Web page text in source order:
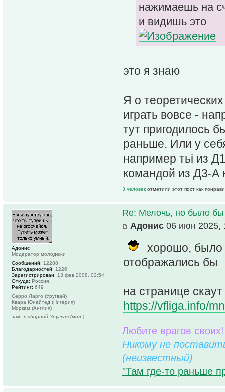
нажимаешь на
и видишь это
это я знаю
Я о
играть вовсе -
тут пригодилось
раньше. Или у
например тьі из
командой из Д3-А
3 человек отметили этот пост как
Re: Мелочь, но было бы
Адонис 06 июн 2025,
хорошо, было
отображались бы
на странице
https://vfliga.info/
Любите врагов
Никому не
(неизвестный)
"Там где-то раньше
Адонис
Модератор молодежи
Сообщений: 12288
Благодарностей: 1226
Зарегистрирован: 13 фев 2008, 02:54
Откуда: Россия
Рейтинг: 649
Серро Ларго (Уругвай)
Квара Юнайтед (Нигерия)
Моркам (Англия)
зам. в сборной Уругвая (мол.)